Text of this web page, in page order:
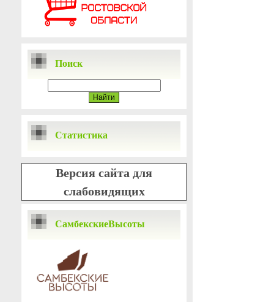
Поиск
Статистика
Версия сайта для
слабовидящих
СамбекскиеВысоты